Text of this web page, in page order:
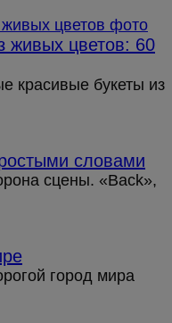
живых цветов: 60
красивые букеты из
словами
сцены. «Back»,
город мира